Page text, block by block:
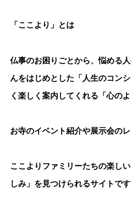
「ここより」とは
仏事のお困りごとから、悩める
んをはじめとした「人生のコン
く楽しく案内してくれる「心のよ
お寺のイベント紹介や展示会のレ
ここよりファミリーたちの楽し
しみ」を見つけられるサイトです